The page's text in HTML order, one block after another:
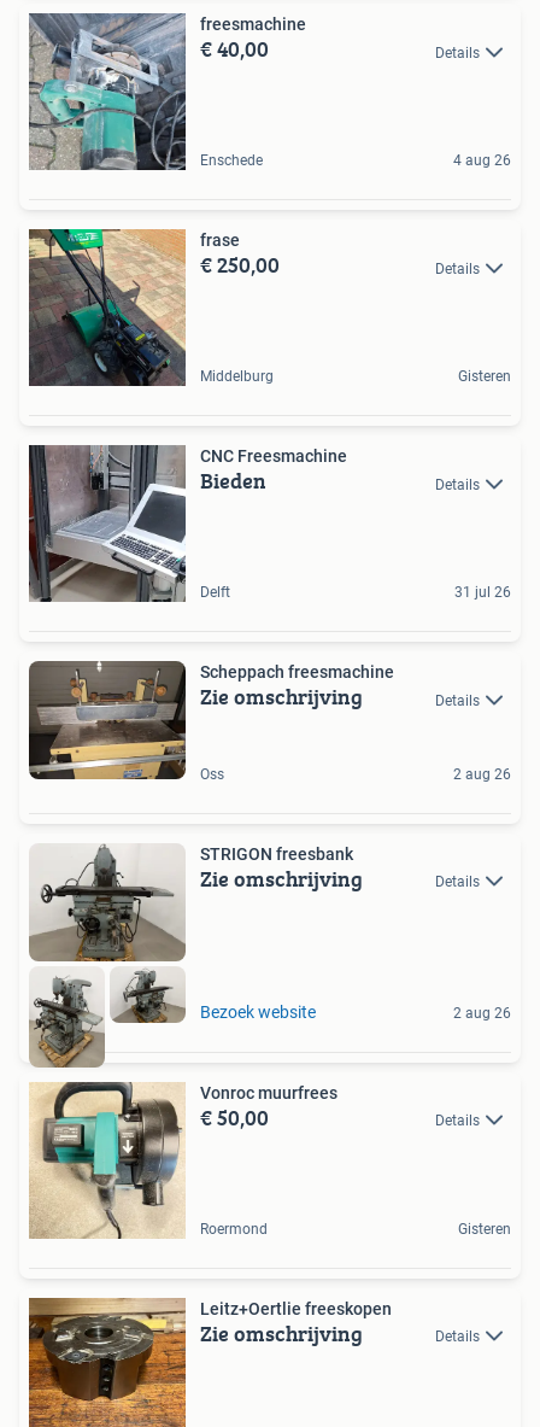
freesmachine
€ 40,00 Details
Enschede 4 aug 26
frase
€ 250,00 Details
Middelburg Gisteren
CNC Freesmachine
Bieden Details
Delft 31 jul 26
Scheppach freesmachine
Zie omschrijving Details
Oss 2 aug 26
STRIGON freesbank
Zie omschrijving Details
Bezoek website 2 aug 26
Vonroc muurfrees
€ 50,00 Details
Roermond Gisteren
Leitz+Oertlie freeskopen
Zie omschrijving Details